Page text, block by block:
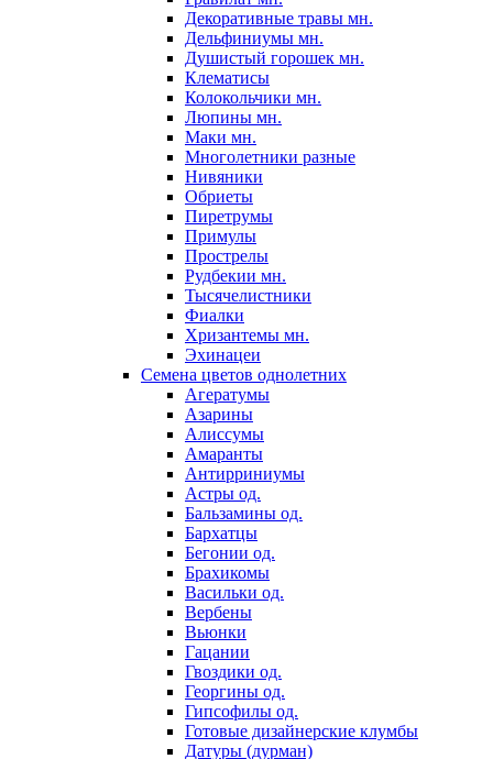
Декоративные травы мн.
Дельфиниумы мн.
Душистый горошек мн.
Клематисы
Колокольчики мн.
Люпины мн.
Маки мн.
Многолетники разные
Нивяники
Обриеты
Пиретрумы
Примулы
Прострелы
Рудбекии мн.
Тысячелистники
Фиалки
Хризантемы мн.
Эхинацеи
Семена цветов однолетних
Агератумы
Азарины
Алиссумы
Амаранты
Антирриниумы
Астры од.
Бальзамины од.
Бархатцы
Бегонии од.
Брахикомы
Васильки од.
Вербены
Вьюнки
Гацании
Гвоздики од.
Георгины од.
Гипсофилы од.
Готовые дизайнерские клумбы
Датуры (дурман)